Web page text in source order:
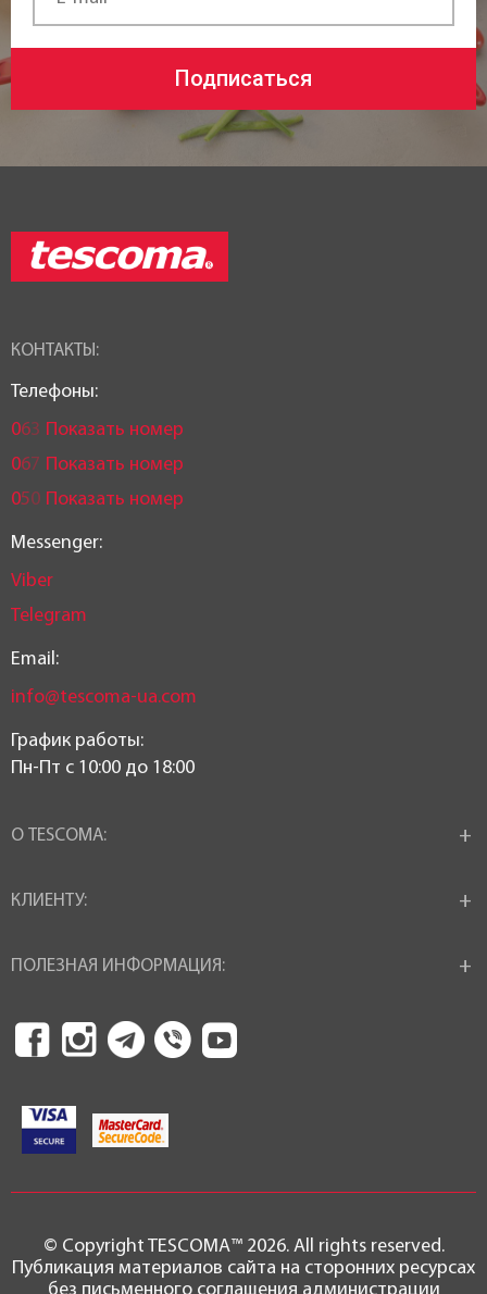
Подписаться
КОНТАКТЫ:
Телефоны:
063 Показать номер
067 Показать номер
050 Показать номер
Messenger:
Viber
Telegram
Email:
info@tescoma-ua.com
График работы:
Пн-Пт c 10:00 до 18:00
О TESCOMA:
КЛИЕНТУ:
ПОЛЕЗНАЯ ИНФОРМАЦИЯ:
© Copyright TESCOMA™ 2026. All rights reserved.
Публикация материалов сайта на сторонних ресурсах